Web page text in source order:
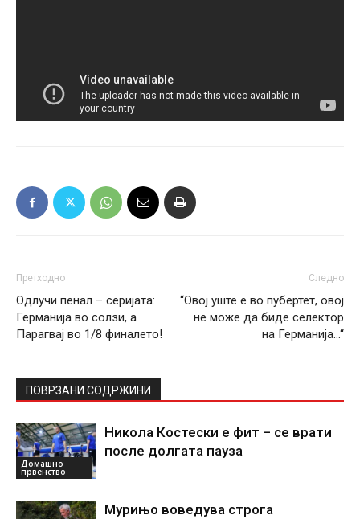
Претходно
Одлучи пенал – серијата:
Германија во солзи, а
Парагвај во 1/8 финалето!
Следно
“Овој уште е во пубертет, овој
не може да биде селектор
на Германија…“
ПОВРЗАНИ СОДРЖИНИ
Домашно
првенство
Никола Костески е фит – се врати
после долгата пауза
Мурињо воведува строга